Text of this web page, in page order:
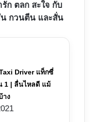
ก ตลก สะใจ กับ
กวนตีน และสั่น
Driver แท็กซี่
1 | ลื่นไหลดี แม้
าง